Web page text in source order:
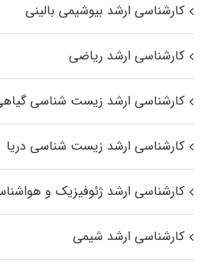
کارشناسی ارشد بیوشیمی بالینی
کارشناسی ارشد ریاضی
کارشناسی ارشد زیست‌ شناسی
کارشناسی ارشد زیست‌ شناسی دریا
کارشناسی ارشد ژئوفیزیک و
کارشناسی ارشد شیمی